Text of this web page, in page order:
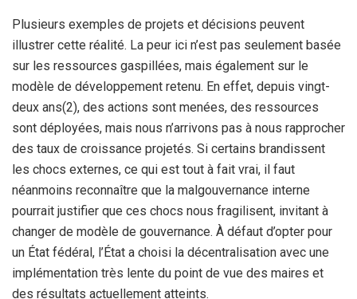
Plusieurs exemples de projets et décisions peuvent
illustrer cette réalité. La peur ici n’est pas seulement basée
sur les ressources gaspillées, mais également sur le
modèle de développement retenu. En effet, depuis vingt-
deux ans(2), des actions sont menées, des ressources
sont déployées, mais nous n’arrivons pas à nous rapprocher
des taux de croissance projetés. Si certains brandissent
les chocs externes, ce qui est tout à fait vrai, il faut
néanmoins reconnaître que la malgouvernance interne
pourrait justifier que ces chocs nous fragilisent, invitant à
changer de modèle de gouvernance. À défaut d’opter pour
un État fédéral, l’État a choisi la décentralisation avec une
implémentation très lente du point de vue des maires et
des résultats actuellement atteints.